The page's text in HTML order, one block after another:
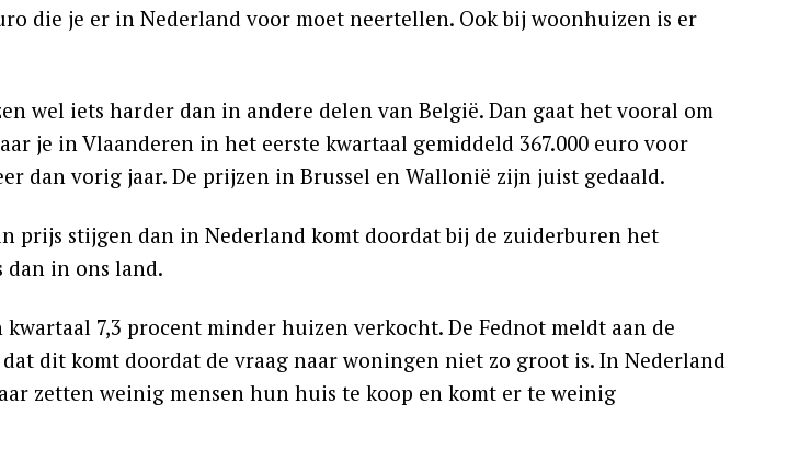
die je er in Nederland voor moet neertellen. Ook bij woonhuizen is er
wel iets harder dan in andere delen van België. Dan gaat het vooral om
je in Vlaanderen in het eerste kwartaal gemiddeld 367.000 euro voor
dan vorig jaar. De prijzen in Brussel en Wallonië zijn juist gedaald.
prijs stijgen dan in Nederland komt doordat bij de zuiderburen het
in ons land.
7,3 procent minder huizen verkocht. De Fednot meldt aan de
dit komt doordat de vraag naar woningen niet zo groot is. In Nederland
zetten weinig mensen hun huis te koop en komt er te weinig